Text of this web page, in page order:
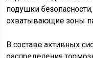
подушки
охватывающие зоны
В составе активных